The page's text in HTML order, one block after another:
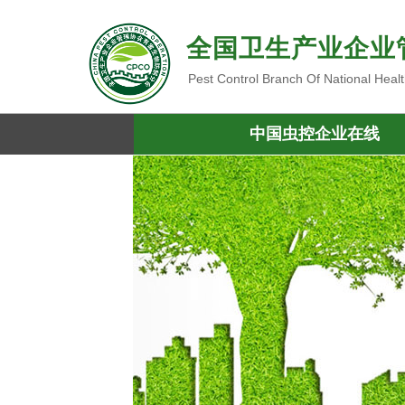
全国卫生产业企
Pest Control Branch Of National
中国虫控企业在线